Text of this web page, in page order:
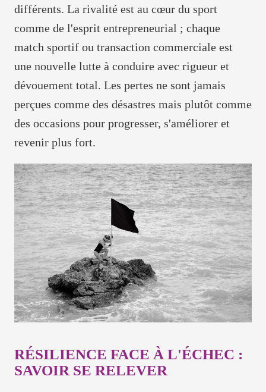
différents. La rivalité est au cœur du sport
comme de l'esprit entrepreneurial ; chaque
match sportif ou transaction commerciale est
une nouvelle lutte à conduire avec rigueur et
dévouement total. Les pertes ne sont jamais
perçues comme des désastres mais plutôt comme
des occasions pour progresser, s'améliorer et
revenir plus fort.
RÉSILIENCE FACE À L'ÉCHEC :
SAVOIR SE RELEVER